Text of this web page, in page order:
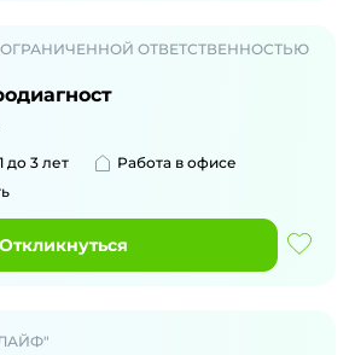
ОТВЕТСТВЕННОСТЬЮ
до 3 лет
Работа в офисе
Откликнуться